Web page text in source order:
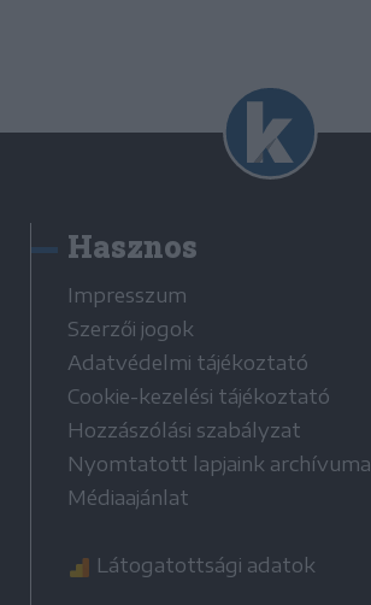
Hasznos
Impresszum
Szerzői jogok
Adatvédelmi tájékoztató
Cookie-kezelési tájékoztató
Hozzászólási szabályzat
Nyomtatott lapjaink archívuma
Médiaajánlat
Látogatottsági adatok